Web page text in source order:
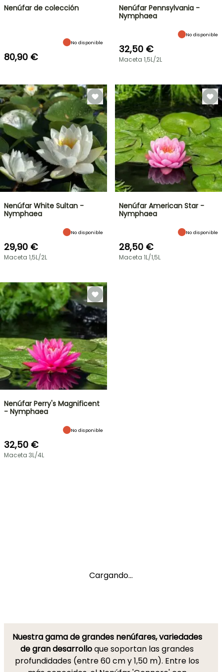
Nenúfar de colección
No disponible
80,90 €
Nenúfar Pennsylvania -
Nymphaea
No disponible
32,50 €
Maceta 1,5L/2L
Nenúfar White Sultan -
Nymphaea
No disponible
29,90 €
Maceta 1,5L/2L
Nenúfar American Star -
Nymphaea
No disponible
28,50 €
Maceta 1L/1,5L
Nenúfar Perry's Magnificent
- Nymphaea
No disponible
32,50 €
Maceta 3L/4L
Cargando...
Nuestra gama de grandes nenúfares, variedades
de gran desarrolloque soportan las grandes
profundidades (entre 60 cm y 1,50 m). Entre los